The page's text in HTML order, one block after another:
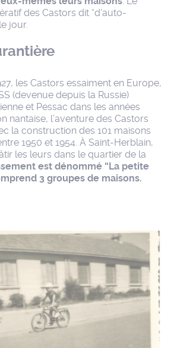
des Castors dit “d’auto-
jour.
les Castors essaiment en Europe,
(devenue depuis la Russie)
et Pessac dans les années
nantaise, l’aventure des Castors
la construction des 101 maisons
1950 et 1954. À Saint-Herblain,
les leurs dans le quartier de la
est dénommé “La petite
3 groupes de maisons.